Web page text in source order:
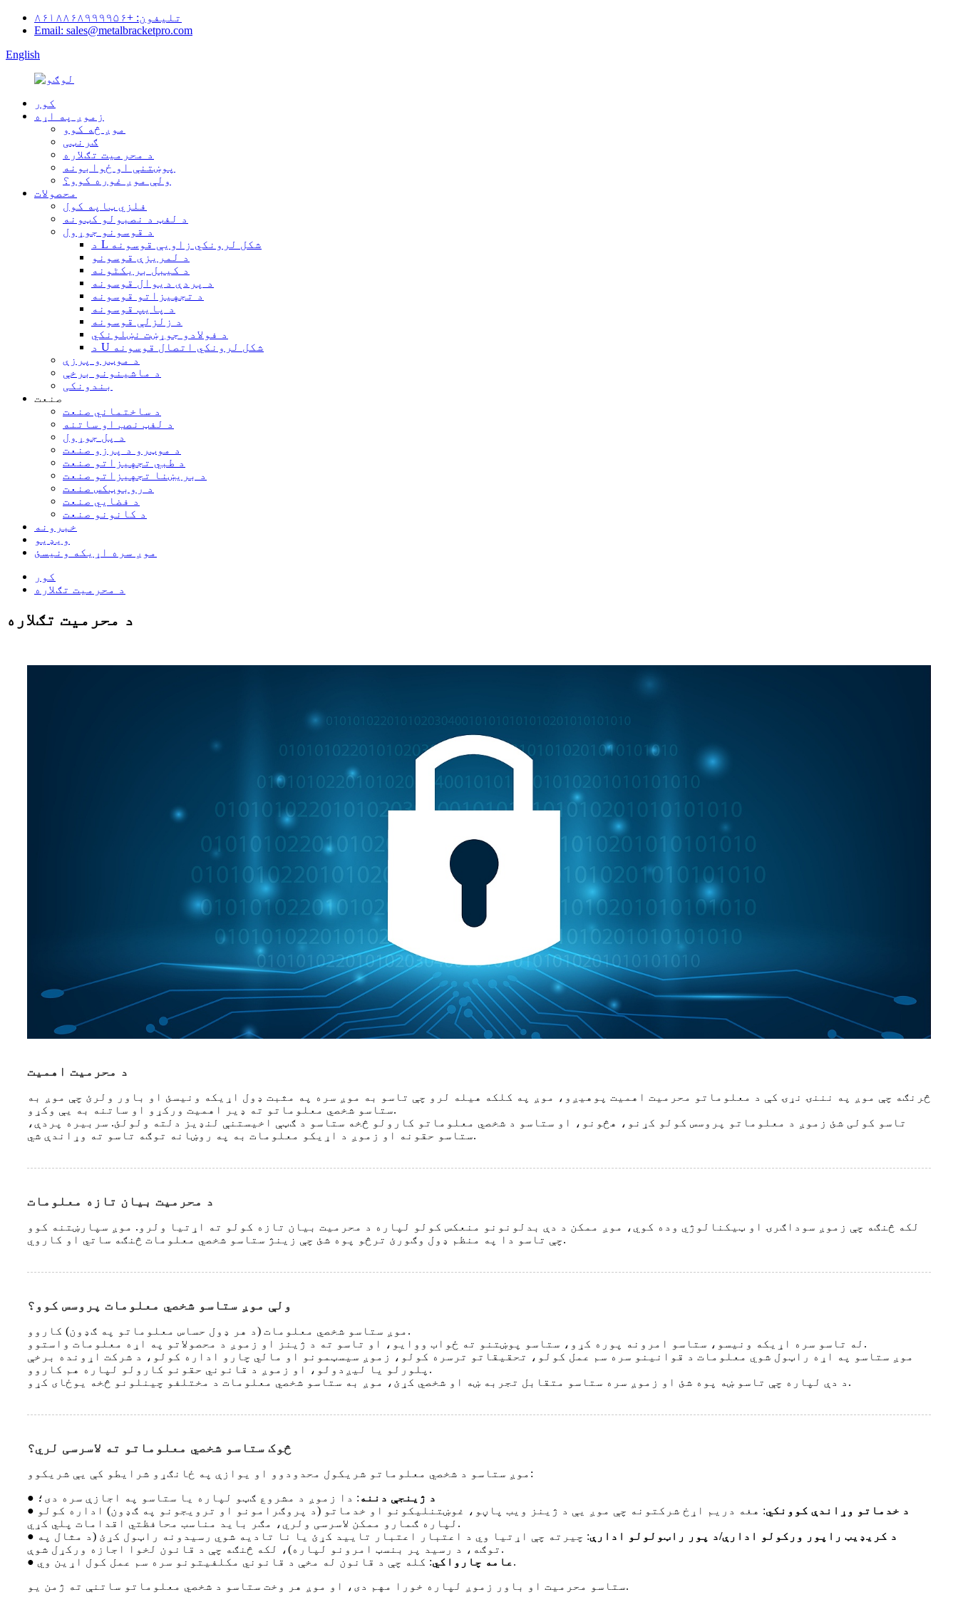
تلیفون: +۸۶۱۸۸۶۸۹۹۹۹۵۶
Email: sales@metalbracketpro.com
English
کور
زموږ په اړه
موږ څه کوو
ګرنټی
د محرمیت تګلاره
پوښتنې او ځوابونه
ولې موږ غوره کوو؟
محصولات
فلزي ټاپه کول
د لفټ د نصبولو کټونه
د قوسونو جوړول
د L شکل لرونکي زاویې قوسونه
د لمریزې قوسونو
د کیبل بریکٹونه
د پردې دیوال قوسونه
د تجهیزاتو قوسونه
د پایپ قوسونه
د زلزلې قوسونه
د فولادو جوړښت نښلونکي
د U شکل لرونکي اتصال قوسونه
د موټرو پرزې
د ماشینونو برخې
بندونکی
صنعت
د ساختماني صنعت
د لفټ نصب او ساتنه
د پل جوړول
د موټرو د پرزو صنعت
د طبي تجهیزاتو صنعت
د بریښنا تجهیزاتو صنعت
د روبوټکس صنعت
د فضايي صنعت
د کانونو صنعت
خبرونه
ویډیو
موږ سره اړیکه ونیسئ
کور
د محرمیت تګلاره
د محرمیت تګلاره
د محرمیت اهمیت
څرنګه چې موږ په نننۍ نړۍ کې د معلوماتو محرمیت اهمیت پوهیږو، موږ په کلکه هیله لرو چې تاسو به موږ سره په مثبت ډول اړیکه ونیسئ او باور ولرئ چې موږ به
ستاسو شخصي معلوماتو ته ډیر اهمیت ورکړو او ساتنه به یې وکړو.
تاسو کولی شئ زموږ د معلوماتو پروسس کولو کړنو، هڅونو، او ستاسو د شخصي معلوماتو کارولو څخه ستاسو د ګټې اخیستنې لنډیز دلته ولولئ. سربیره پردې،
ستاسو حقونه او زموږ د اړیکو معلومات به په روښانه توګه تاسو ته وړاندې شي.
د محرمیت بیان تازه معلومات
لکه څنګه چې زموږ سوداګرۍ او ټیکنالوژي وده کوي، موږ ممکن د دې بدلونونو منعکس کولو لپاره د محرمیت بیان تازه کولو ته اړتیا ولرو. موږ سپارښتنه کوو
چې تاسو دا په منظم ډول وګورئ ترڅو پوه شئ چې زینژ ستاسو شخصي معلومات څنګه ساتي او کاروي.
ولې موږ ستاسو شخصي معلومات پروسس کوو؟
موږ ستاسو شخصي معلومات (د هر ډول حساس معلوماتو په ګډون) کاروو.
له تاسو سره اړیکه ونیسو، ستاسو امرونه پوره کړو، ستاسو پوښتنو ته ځواب ووایو، او تاسو ته د ژینز او زموږ د محصولاتو په اړه معلومات واستوو.
موږ ستاسو په اړه راټول شوي معلومات د قوانینو سره سم عمل کولو، تحقیقاتو ترسره کولو، زموږ سیسټمونو او مالي چارو اداره کولو، د شرکت اړونده برخې
پلورلو یا لیږدولو، او زموږ د قانوني حقونو کارولو لپاره هم کاروو.
د دې لپاره چې تاسو ښه پوه شئ او زموږ سره ستاسو متقابل تجربه ښه او شخصي کړئ، موږ به ستاسو شخصي معلومات د مختلفو چینلونو څخه یوځای کړو.
څوک ستاسو شخصي معلوماتو ته لاسرسی لري؟
موږ ستاسو د شخصي معلوماتو شریکول محدودوو او یوازې په ځانګړو شرایطو کې یې شریکوو:
● د ژینجې دننه : دا زموږ د مشروع ګټو لپاره یا ستاسو په اجازې سره دی؛
● د خدماتو وړاندې کوونکي: هغه دریم اړخ شرکتونه چې موږ یې د ژینز ویب پاڼو، غوښتنلیکونو او خدماتو (د پروګرامونو او ترویجونو په ګډون) اداره کولو
لپاره ګمارو ممکن لاسرسی ولري، مګر باید مناسب محافظتي اقدامات پلي کړي.
● د کریډیټ راپور ورکولو ادارې/د پور راټولولو ادارې: چیرته چې اړتیا وي د اعتبار اعتبار تایید کړئ یا نا تادیه شوي رسیدونه راټول کړئ (د مثال په
توګه، د رسید پر بنسټ امرونو لپاره)، لکه څنګه چې د قانون لخوا اجازه ورکړل شوې.
● عامه چارواکي : کله چې د قانون له مخې د قانوني مکلفیتونو سره سم عمل کول اړین وي.
ستاسو محرمیت او باور زموږ لپاره خورا مهم دی، او موږ هر وخت ستاسو د شخصي معلوماتو ساتنې ته ژمن یو.